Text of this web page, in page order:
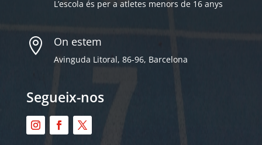
L’escola és per a atletes menors de 16 anys
 On estem
Avinguda Litoral, 86-96, Barcelona
Segueix-nos